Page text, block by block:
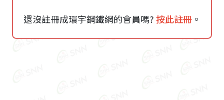
還沒註冊成環宇鋼鐵網的會員嗎?按此註冊。